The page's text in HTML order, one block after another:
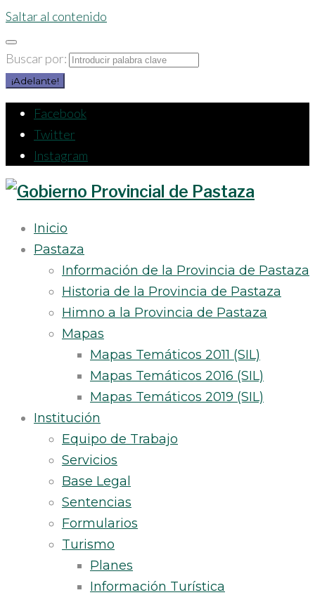
Saltar al contenido
Buscar por:
¡Adelante!
Facebook
Twitter
Instagram
Inicio
Pastaza
Información de la Provincia de Pastaza
Historia de la Provincia de Pastaza
Himno a la Provincia de Pastaza
Mapas
Mapas Temáticos 2011 (SIL)
Mapas Temáticos 2016 (SIL)
Mapas Temáticos 2019 (SIL)
Institución
Equipo de Trabajo
Servicios
Base Legal
Sentencias
Formularios
Turismo
Planes
Información Turística